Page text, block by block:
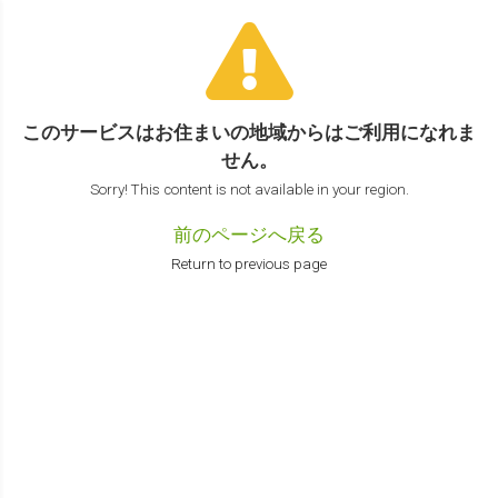
このサービスはお住まいの地域からはご利用になれま
せん。
Sorry! This content is not available in your region.
前のページへ戻る
Return to previous page